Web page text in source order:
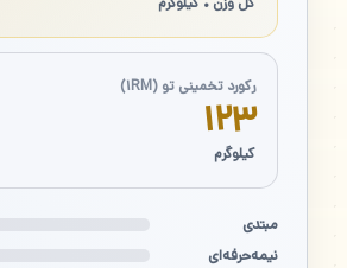
رکورد تخمینی تو (۱RM)
۱۲۳
کیلوگرم
مبتدی
نیمه‌حرفه‌ای